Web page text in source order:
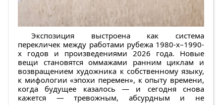
Экспозиция выстроена как система
перекличек между работами рубежа 1980-х–1990-
х годов и произведениями 2026 года. Новые
вещи становятся оммажами ранним циклам и
возвращением художника к собственному языку,
к мифологии «эпохи перемен», к опыту времени,
когда будущее казалось — и сегодня снова
кажется — тревожным, абсурдным и не